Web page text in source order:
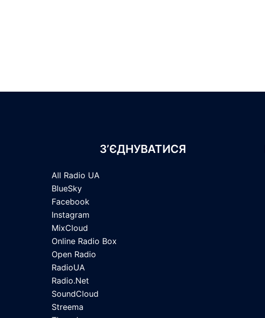
З’ЄДНУВАТИСЯ
All Radio UA
BlueSky
Facebook
Instagram
MixCloud
Online Radio Box
Open Radio
RadioUA
Radio.Net
SoundCloud
Streema